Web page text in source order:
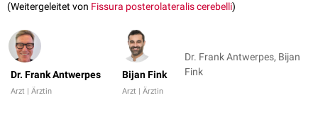
(Weitergeleitet von Fissura posterolateralis cerebelli)
Dr. Frank Antwerpes
Arzt | Ärztin
Bijan Fink
Arzt | Ärztin
Dr. Frank Antwerpes, Bijan
Fink